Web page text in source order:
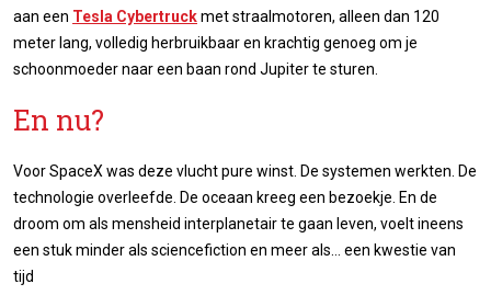
aan een Tesla Cybertruckmet straalmotoren, alleen dan 120
meter lang, volledig herbruikbaar en krachtig genoeg om je
schoonmoeder naar een baan rond Jupiter te sturen.
En nu?
Voor SpaceX was deze vlucht pure winst. De systemen werkten. De
technologie overleefde. De oceaan kreeg een bezoekje. En de
droom om als mensheid interplanetair te gaan leven, voelt ineens
een stuk minder als sciencefiction en meer als… een kwestie van
tijd